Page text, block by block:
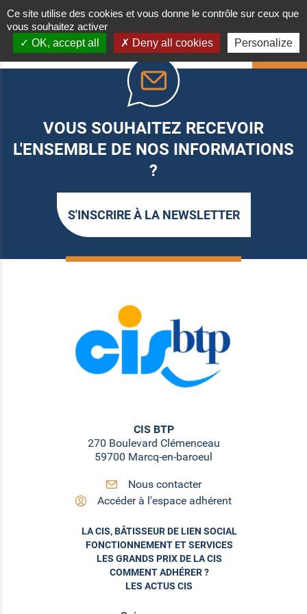
HAUT
VOUS SOUHAITEZ RECEVOIR
L'ENSEMBLE DE NOS INFORMATIONS
?
S'INSCRIRE À LA NEWSLETTER
CIS BTP
270 Boulevard Clémenceau
59700 Marcq-en-baroeul
Nous contacter
Accéder à l'espace adhérent
LA CIS, BÂTISSEUR DE LIEN SOCIAL
FONCTIONNEMENT ET SERVICES
LES GRANDS PRIX DE LA CIS
COMMENT ADHÉRER ?
LES ACTUS CIS
Ce site utilise des cookies et vous donne le contrôle sur ceux que
vous souhaitez activer
OK, accept all
Deny all cookies Personalize